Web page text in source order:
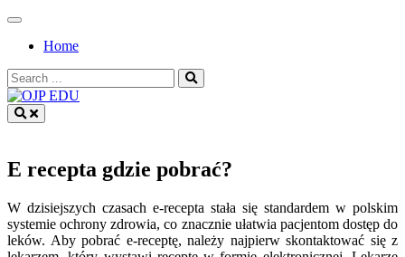
Skip
contentHome
Search
for:
E recepta gdzie pobrać?
W dzisiejszych czasach e-recepta stała się standardem w polskim
systemie ochrony zdrowia, co znacznie ułatwia pacjentom dostęp do
leków. Aby pobrać e-receptę, należy najpierw skontaktować się z